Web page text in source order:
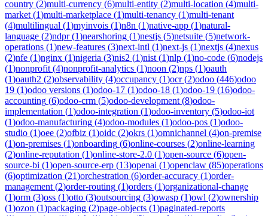
country (2)multi-currency (6)multi-entity (2)multi-location (4)multi-
market (1)multi-marketplace (1)multi-tenancy (1)multi-tenant
(4)multilingual (1)myinvois (1)n8n (1)native-app (1)natural-
language (2)ndpr(1)nearshoring (1)nestjs (5)netsuite (5)network-
operations (1)new-features (3)next-intl (1)next-js (1)nextjs (4)nexus
(2)nfe (1)nginx (1)nigeria (3)nis2 (1)nist (1)nlp (1)no-code (6)nodejs
(1)nonprofit (4)nonprofit-analytics (1)noon (2)nps (1)oauth
(1)oauth2 (2)observability (4)occupancy (1)ocr(2)odoo (446)odoo
19 (1)odoo versions (1)odoo-17 (1)odoo-18 (1)odoo-19 (16)odoo-
accounting (6)odoo-crm (5)odoo-development (8)odoo-
implementation (1)odoo-integration (1)odoo-inventory (5)odoo-iot
(1)odoo-manufacturing (4)odoo-modules (1)odoo-pos (1)odoo-
studio (1)oee (2)ofbiz (1)oidc (2)okrs (1)omnichannel (4)on-premise
(1)on-premises (1)onboarding (6)online-courses (2)online-learning
(2)online-reputation (1)online-store-2.0 (1)open-source (6)open-
source-bi (1)open-source-erp (13)openai (1)openclaw (85)operations
(6)optimization (21)orchestration (6)order-accuracy (1)order-
management (2)order-routing (1)orders (1)organizational-change
(1)orm (3)oss (1)otto (3)outsourcing (3)owasp (1)owl (2)ownership
(1)ozon (1)packaging (2)page-objects (1)paginated-reports